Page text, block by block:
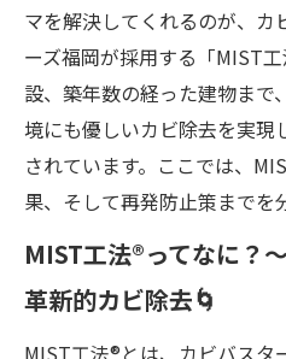
マを解決してくれるのが、カ
ーズ福岡が採用する「MIST
設、築年数の経った建物まで
境にも優しいカビ除去を実現
されています。ここでは、
果、そして再発防止策までを
MIST工法®ってなに？
革新的カビ除去🌀
MIST工法®とは、カビバスタ